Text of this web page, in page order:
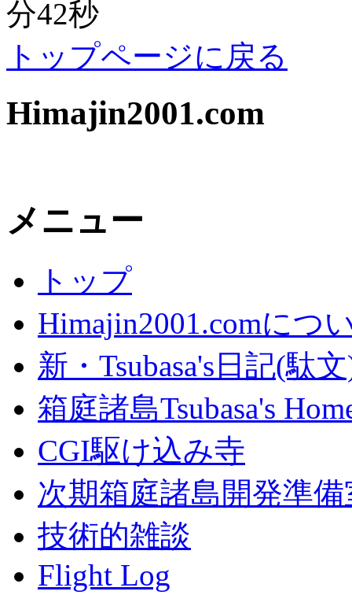
分42秒
トップページに戻る
Himajin2001.com
メニュー
トップ
Himajin2001.comにつ
新・Tsubasa's日記(駄
箱庭諸島Tsubasa's
CGI駆け込み寺
次期箱庭諸島開発準備
技術的雑談
Flight Log